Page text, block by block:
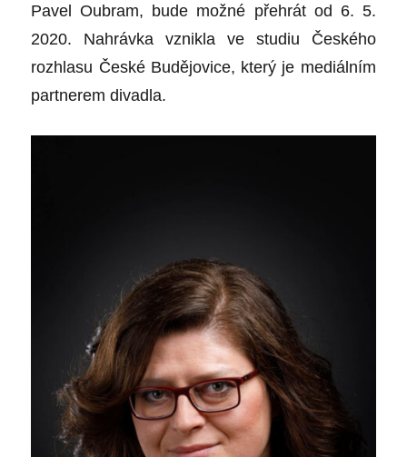
Pavel Oubram, bude možné přehrát od 6. 5.
2020. Nahrávka vznikla ve studiu Českého
rozhlasu České Budějovice, který je mediálním
partnerem divadla.